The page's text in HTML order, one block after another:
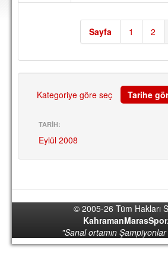
LİSANSLI ÜRÜNLER
MULTİMEDYA
MARŞ & TEZAHÜRATLAR
KULÜP
PERSONEL
SPONSORLAR
Sayfa 1 2
Kategoriye göre seç Tarihe
TARİH:
Eylül 2008
© 2005-26 Tüm Hakları
"Sanal ortamın